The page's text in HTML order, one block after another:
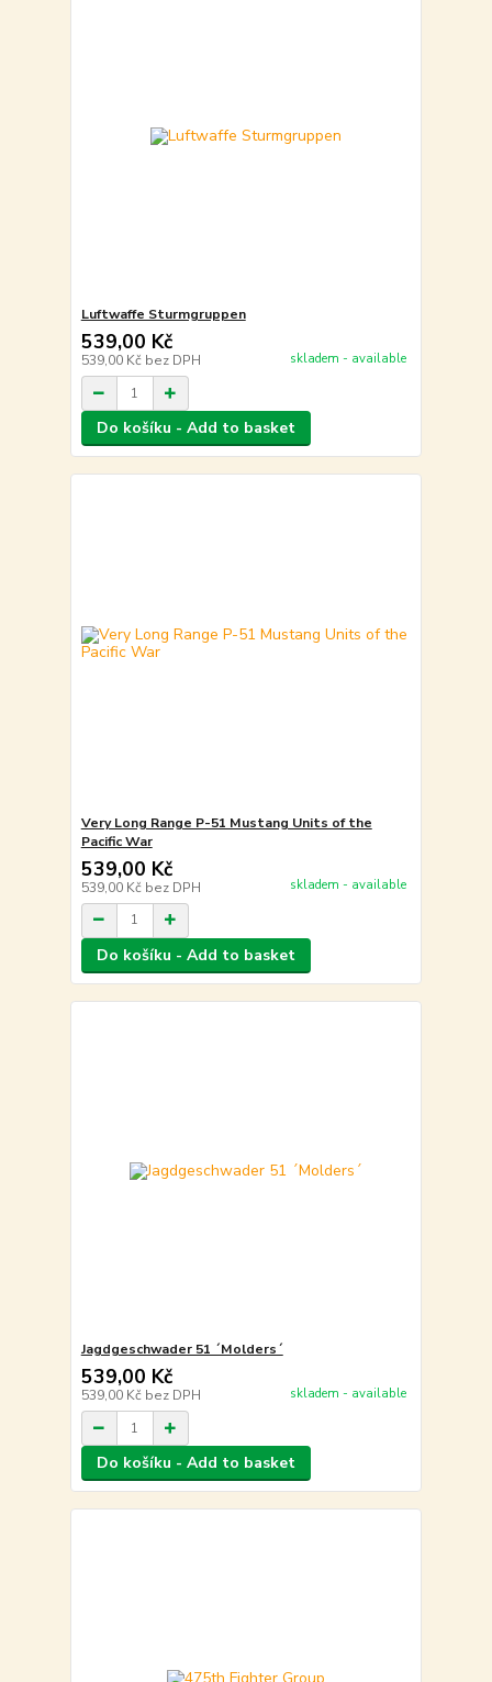
Luftwaffe Sturmgruppen
539,00 Kč
539,00 Kč bez DPH skladem - available
Do košíku - Add to basket
Very Long Range P-51 Mustang Units of the
Pacific War
539,00 Kč
539,00 Kč bez DPH skladem - available
Do košíku - Add to basket
Jagdgeschwader 51 ´Molders´
539,00 Kč
539,00 Kč bez DPH skladem - available
Do košíku - Add to basket